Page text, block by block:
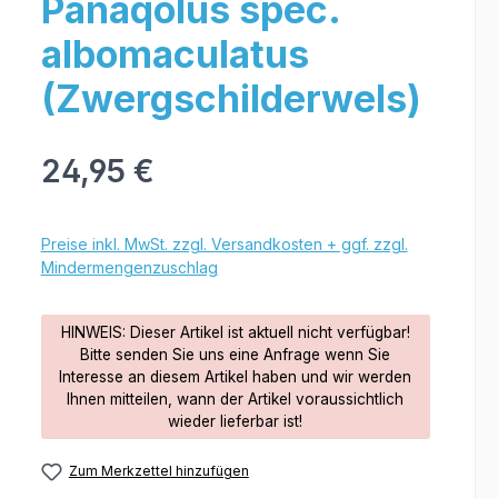
Panaqolus spec.
albomaculatus
(Zwergschilderwels)
24,95 €
Preise inkl. MwSt. zzgl. Versandkosten + ggf. zzgl.
Mindermengenzuschlag
HINWEIS: Dieser Artikel ist aktuell nicht verfügbar!
Bitte senden Sie uns eine Anfrage wenn Sie
Interesse an diesem Artikel haben und wir werden
Ihnen mitteilen, wann der Artikel voraussichtlich
wieder lieferbar ist!
Zum Merkzettel hinzufügen